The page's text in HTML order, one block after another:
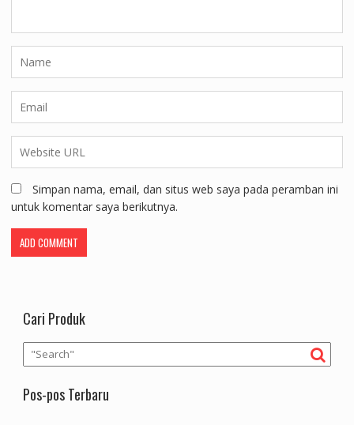
Simpan nama, email, dan situs web saya pada peramban ini
untuk komentar saya berikutnya.
Cari Produk
Pos-pos Terbaru